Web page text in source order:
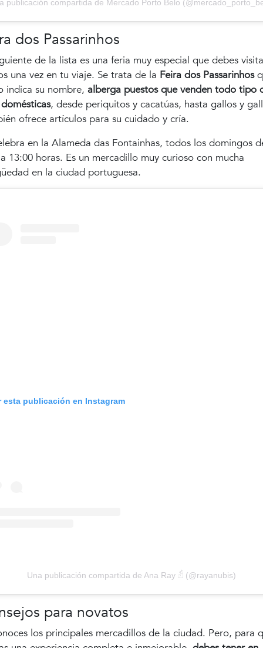
publicación compartida de Mercado Porto Belo
dos Passarinhos
de la lista es una feria muy especial que debes
una vez en tu viaje. Se trata de la Feira dos Passarinhos
indica su nombre, alberga puestos que venden todo tipo
, desde periquitos y cacatúas, hasta gallos y
ofrece artículos para su cuidado y cría.
en la Alameda das Fontainhas, todos los domingos
13:00 horas. Es un mercadillo muy curioso con mucha
en la ciudad portuguesa.
esta publicación en Instagram
Una publicación compartida de Ana Ray 𓁢 (@rayanubis)
para novatos
los principales mercadillos de la ciudad. Pero, para